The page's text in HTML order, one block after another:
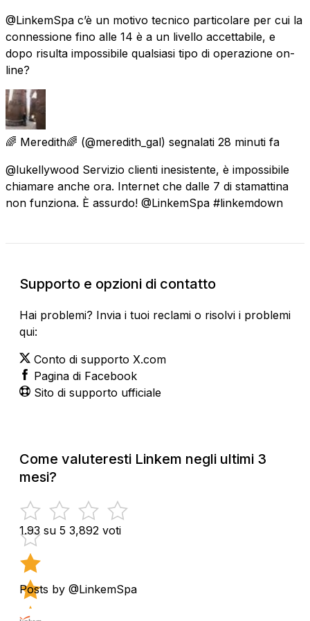
@LinkemSpa c’è un motivo tecnico particolare per cui la
connessione fino alle 14 è a un livello accettabile, e
dopo risulta impossibile qualsiasi tipo di operazione on-
line?
🌈 Meredith🌈 (@meredith_gal) segnalati 28 minuti fa
@lukellywood Servizio clienti inesistente, è impossibile
chiamare anche ora. Internet che dalle 7 di stamattina
non funziona. È assurdo! @LinkemSpa #linkemdown
Supporto e opzioni di contatto
Hai problemi? Invia i tuoi reclami o risolvi i problemi
qui:
Conto di supporto X.com
Pagina di Facebook
Sito di supporto ufficiale
Come valuteresti Linkem negli ultimi 3
mesi?
1.93 su 5 3,892 voti
Posts by @LinkemSpa